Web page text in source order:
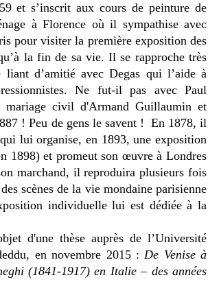
et s’inscrit aux cours de peinture de
à Florence où il sympathise avec
pour visiter la première exposition des
la fin de sa vie. Il se rapproche très
d’amitié avec Degas qui l’aide à
Ne fut-il pas avec Paul
civil d'Armand Guillaumin et
! Peu de gens le savent ! En 1878, il
lui organise, en 1893, une exposition
1898) et promeut son œuvre à Londres
marchand, il reproduira plusieurs fois
scènes de la vie mondaine parisienne
individuelle lui est dédiée à la
d'une thèse auprès de l’Université
en novembre 2015 :De Venise à
(1841-1917) en Italie – des années